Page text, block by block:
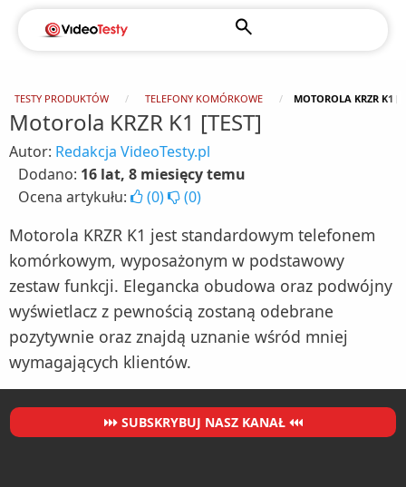
TESTY PRODUKTÓW TELEFONY KOMÓRKOWE MOTOROLA KRZR K1
Motorola KRZR K1 [TEST]
Autor: Redakcja VideoTesty.pl
Dodano: 16 lat, 8 miesięcy temu
Ocena artykułu:
(0) (0)
Motorola KRZR K1 jest standardowym telefonem
komórkowym, wyposażonym w podstawowy
zestaw funkcji. Elegancka obudowa oraz podwójny
wyświetlacz z pewnością zostaną odebrane
pozytywnie oraz znajdą uznanie wśród mniej
wymagających klientów.
SUBSKRYBUJ NASZ KANAŁ